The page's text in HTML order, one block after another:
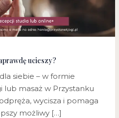
ucieszy?
siebie – w formie
lub masaż w Przystanku
wycisza i pomaga
możliwy […]